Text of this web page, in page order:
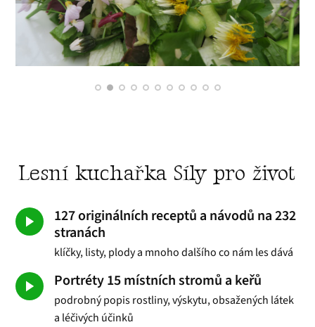
Lesní kuchařka Síly pro život
127 originálních receptů a návodů na 232
stranách
klíčky, listy, plody a mnoho dalšího co nám les dává
Portréty 15 místních stromů a keřů
podrobný popis rostliny, výskytu, obsažených látek
a léčivých účinků